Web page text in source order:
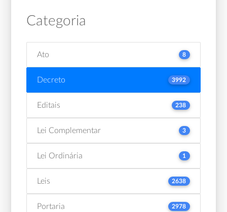
Categoria
Ato 8
Decreto 3992
Editais 238
Lei Complementar 3
Lei Ordinária 1
Leis 2638
Portaria 2978